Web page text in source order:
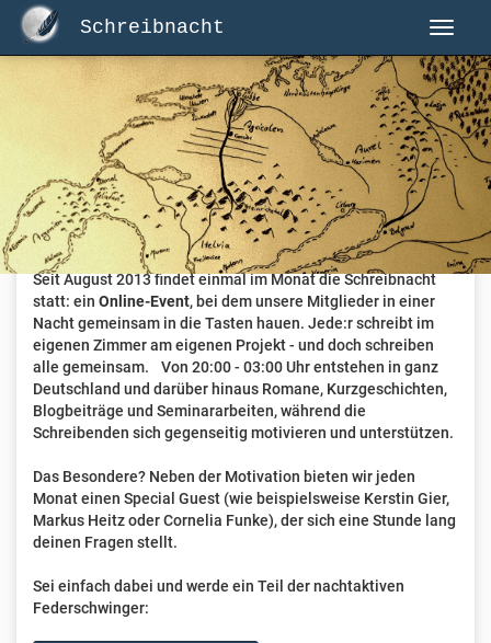
Schreibnacht
Herzlich Willkommen auf Schreibnacht.de
Hier erwartet dich eine aktive Federschwinger-Community
mit über 3.000 Mitgliedern.
Willkommen ist jede Person, die gerne schreibt
. Alter, Genre
und Erfahrung sind nicht relevant, es zählt allein die Liebe
zum geschriebenen Wort.
Seit August 2013 findet einmal im Monat die Schreibnacht
statt: ein Online-Event, bei dem unsere Mitglieder in einer
Nacht gemeinsam in die Tasten hauen. Jede:r schreibt im
eigenen Zimmer am eigenen Projekt - und doch schreiben
alle gemeinsam. Von 20:00 - 03:00 Uhr entstehen in ganz
Deutschland und darüber hinaus Romane, Kurzgeschichten,
Blogbeiträge und Seminararbeiten, während die
Schreibenden sich gegenseitig motivieren und unterstützen.
Das Besondere? Neben der Motivation bieten wir jeden
Monat einen Special Guest (wie beispielsweise Kerstin Gier,
Markus Heitz oder Cornelia Funke), der sich eine Stunde lang
deinen Fragen stellt.
Sei einfach dabei und werde ein Teil der nachtaktiven
Federschwinger: